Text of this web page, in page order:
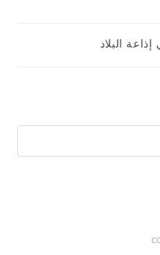
البلاد